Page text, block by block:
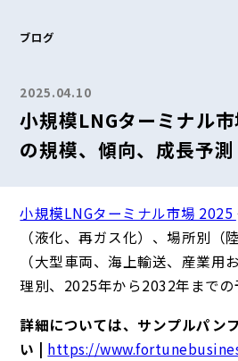
ブログ
2025.04.10
小規模LNGターミナル
の規模、傾向、成長予測
小規模LNGターミナル市場 2025
（液化、再ガス化）、場所別（
（大型車両、海上輸送、産業用
理別、2025年から2032年までの
詳細については、サンプルパン
い | https://